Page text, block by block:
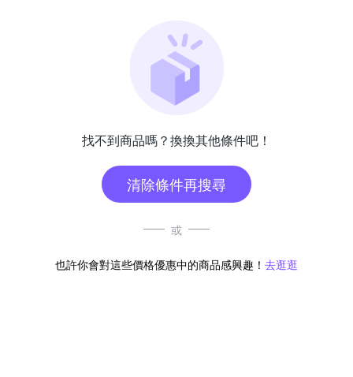
找不到商品嗎？換換其他條件吧！
清除條件再搜尋
或
也許你會對這些價格優惠中的商品感興趣！ 去逛逛